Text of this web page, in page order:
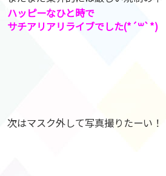
ハッピーなひと時で
サチアリアリライブでした(*´꒳`*)
次はマスク外して写真撮りたーい！